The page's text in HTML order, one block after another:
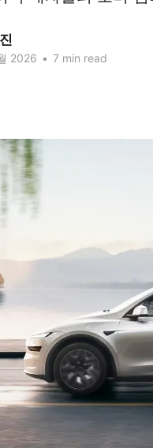
2026 • 7 min read